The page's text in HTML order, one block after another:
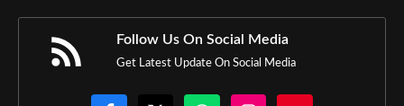
Follow Us On Social Media
Get Latest Update On Social Media